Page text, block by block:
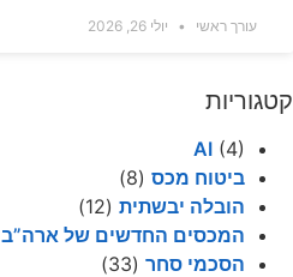
עורך ראשי יולי 26, 2026
קטגוריות
AI (4)
ביטוח מכס (8)
הובלה יבשתית (12)
המכסים החדשים של ארה”ב
הסכמי סחר (33)